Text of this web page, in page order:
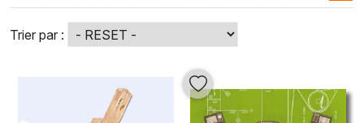
et un véritable innovateur dans le monde de l'art
contemporain. Ses œuvres, vibrant d'énergie et de
technologie, captivent par leur assemblage harmonieux de
couleurs et de formes, offrant une perspective unique sur
l'interaction entre l'art et la société moderne. Chaque
tableau est une invitation à explorer un univers où le
Trier par :